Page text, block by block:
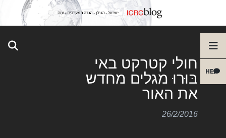
HE
חולי קטרקט באי
בּוּרוּ מגלים מחדש
את האור
26/2/2016